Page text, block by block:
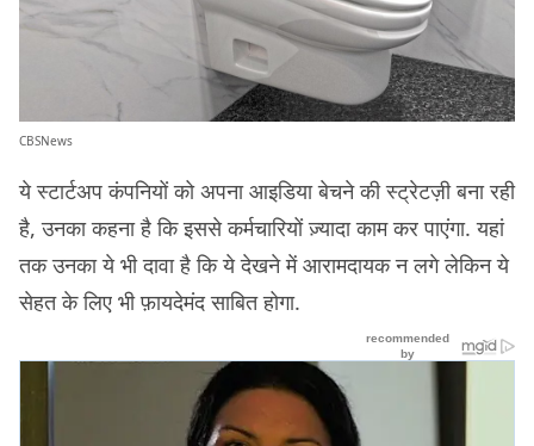
CBSNews
ये स्टार्टअप कंपनियों को अपना आइडिया बेचने की स्ट्रेटज़ी बना रही
है, उनका कहना है कि इससे कर्मचारियों ज़्यादा काम कर पाएंगा. यहां
तक उनका ये भी दावा है कि ये देखने में आरामदायक न लगे लेकिन ये
सेहत के लिए भी फ़ायदेमंद साबित होगा.